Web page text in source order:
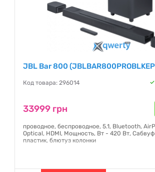
JBL Bar 800
Код товара: 296014
33999 грн
проводное, беспроводное, 5.1, Bluetooth,
Optical, HDMI, Мощность, Вт - 420 Вт,
пластик, блютуз колонки